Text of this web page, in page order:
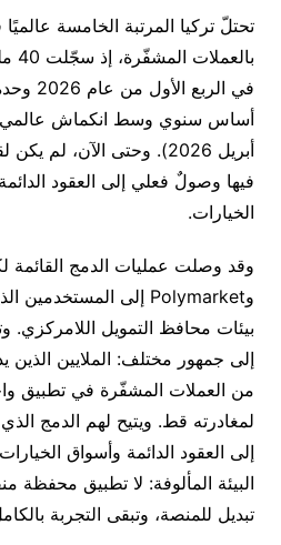
تحتلّ تركيا المرتبة الخامسة
بالعملات المشفّرة، إذ سجّلت 40
في الربع الأول من عام 2026
أساس سنوي وسط انكماش عالمي
أبريل 2026).
وحتى الآن، لم يكن
فيها وصولٌ فعلي إلى العقود
الخيارات.
وقد وصلت عمليات الدمج القائمة
وPolymarket إلى المستخدمين
بيئات محافظ التمويل اللامركزي.
إلى جمهور مختلف: الملايين
من العملات المشفّرة في تطبيق
لمغادرته قط. ويتيح لهم الدمج
إلى العقود الدائمة وأسواق
البيئة المألوفة: لا تطبيق محفظة
تبديل للمنصة، وتبقى التجربة